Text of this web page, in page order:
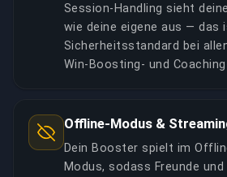
Session-Handling sieht
wie deine eigene aus — das
Sicherheitsstandard bei
Win-Boosting- und
Offline-Modus &
Dein Booster spielt im
Modus, sodass Freunde